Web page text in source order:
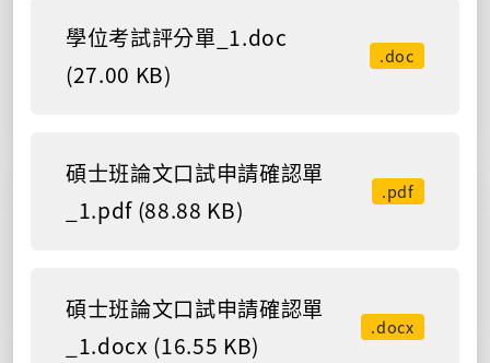
學位考試評分單_1.doc
(27.00 KB)
.doc
碩士班論文口試申請確認單
_1.pdf (88.88 KB)
.pdf
碩士班論文口試申請確認單
_1.docx (16.55 KB)
.docx